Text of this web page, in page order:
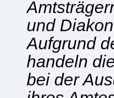
und
Aufgrund
handeln
bei der